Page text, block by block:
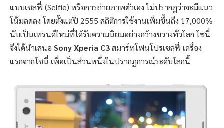
แบบเซลฟี่ (Selfie) หรือการถ่ายภาพตัวเอง ไม่ปรากฏว่าจะมีแนว
โน้มลดลง โดยตั้งแต่ปี 2555 สถิติการใช้งานเพิ่มขึ้นถึง 17,000%
นับเป็นเทรนด์ใหม่ที่ได้รับความนิยมอย่างกว้างขวางทั่วโลก โซนี่
จึงได้นำเสนอ Sony Xperia C3สมาร์ทโฟนโปรเซลฟี่ เครื่อง
แรกจากโซนี่ เพื่อเป็นส่วนหนึ่งในปรากฏการณ์ระดับโลกนี้